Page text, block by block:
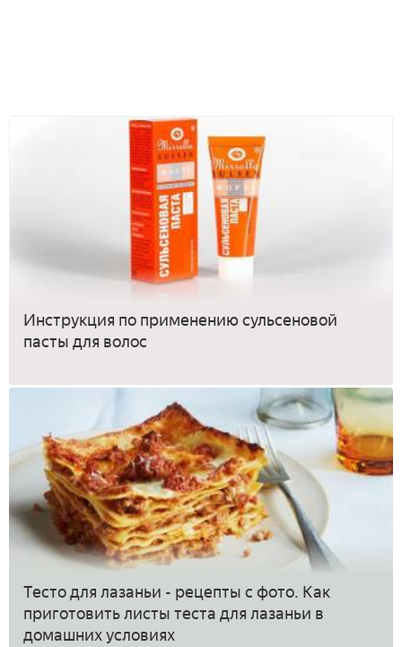
Инструкция по применению сульсеновой
пасты для волос
Тесто для лазаньи - рецепты с фото. Как
приготовить листы теста для лазаньи в
домашних условиях